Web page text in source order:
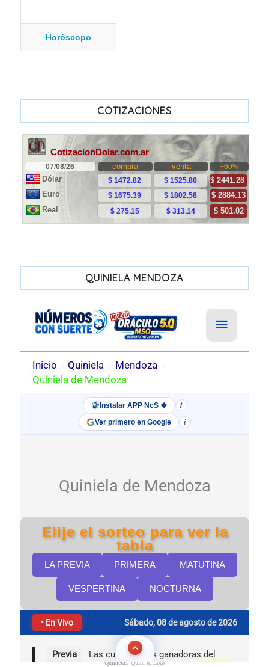
Horóscopo
COTIZACIONES
QUINIELA MENDOZA
Quinielas, Quini 6, Loto